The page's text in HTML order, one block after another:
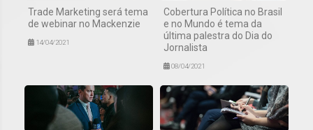
Trade Marketing será tema
de webinar no Mackenzie
14/04/2021
Cobertura Política no Brasil
e no Mundo é tema da
última palestra do Dia do
Jornalista
08/04/2021